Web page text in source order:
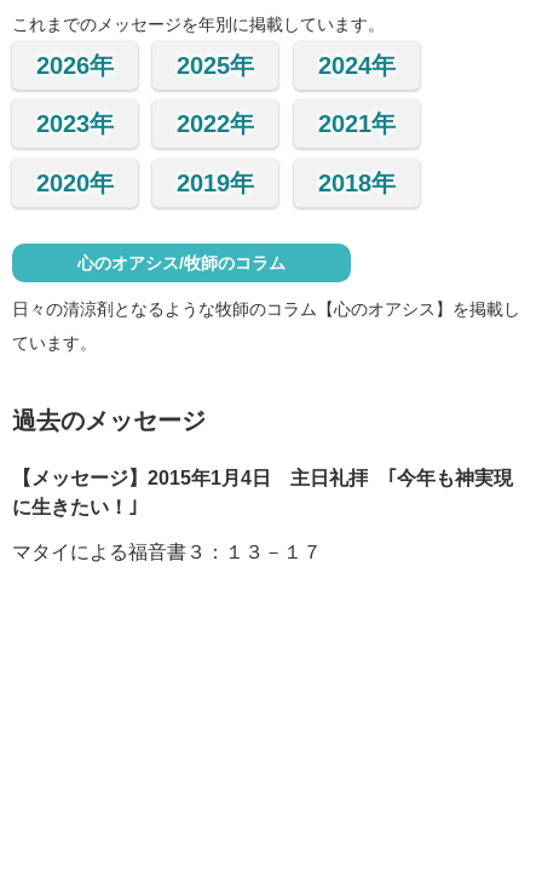
これまでのメッセージを年別に掲載しています。
2026年 2025年 2024年
2023年 2022年 2021年
2020年 2019年 2018年
心のオアシス/牧師のコラム
日々の清涼剤となるような牧師のコラム【心のオアシス】を掲載し
ています。
過去のメッセージ
【メッセージ】2015年1月4日 主日礼拝 ｢今年も神実現
に生きたい！｣
マタイによる福音書３：１３－１７